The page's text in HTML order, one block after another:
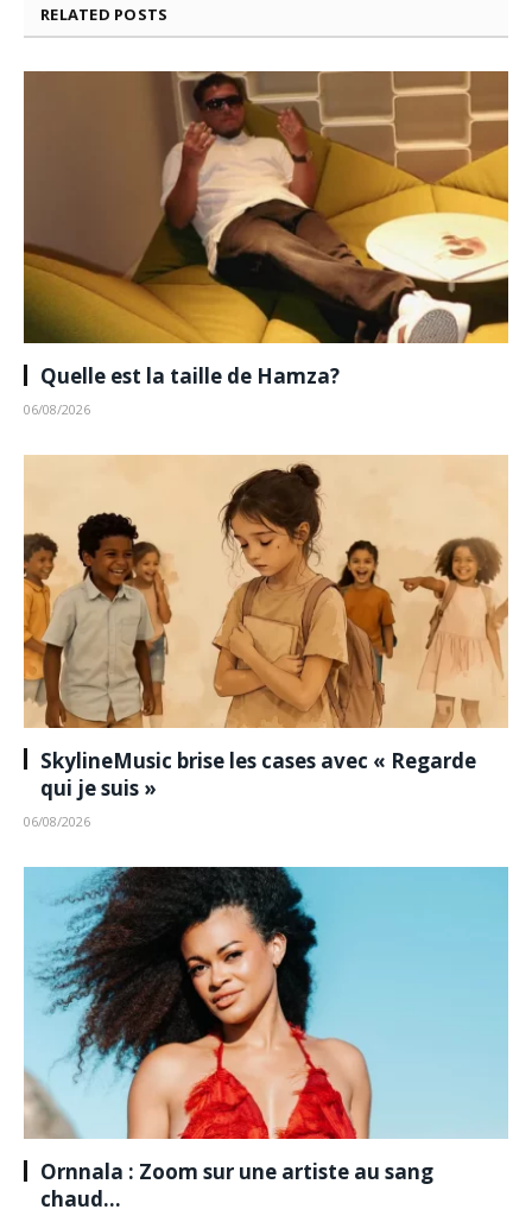
RELATED POSTS
Quelle est la taille de Hamza?
06/08/2026
SkylineMusic brise les cases avec « Regarde
qui je suis »
06/08/2026
Ornnala : Zoom sur une artiste au sang
chaud…